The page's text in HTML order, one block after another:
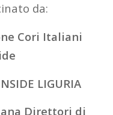
da:
Cori Italiani
LIGURIA
Direttori di